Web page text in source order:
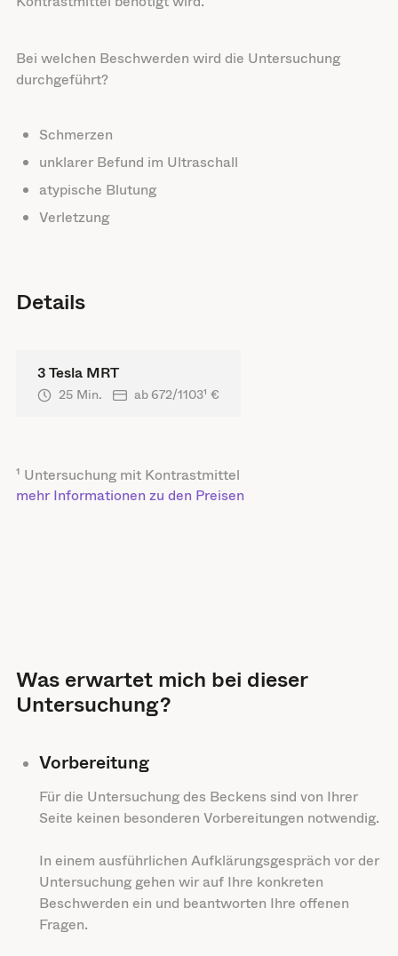
Bei welchen Beschwerden wird die Untersuchung
durchgeführt?
Schmerzen
unklarer Befund im Ultraschall
atypische Blutung
Verletzung
Details
3 Tesla MRT
25 Min. ab 672/1103¹ €
¹ Untersuchung mit Kontrastmittel
mehr Informationen zu den Preisen
Was erwartet mich bei dieser
Untersuchung?
Vorbereitung
Für die Untersuchung des Beckens sind von Ihrer
Seite keinen besonderen Vorbereitungen notwendig.
In einem ausführlichen Aufklärungsgespräch vor der
Untersuchung gehen wir auf Ihre konkreten
Beschwerden ein und beantworten Ihre offenen
Fragen.